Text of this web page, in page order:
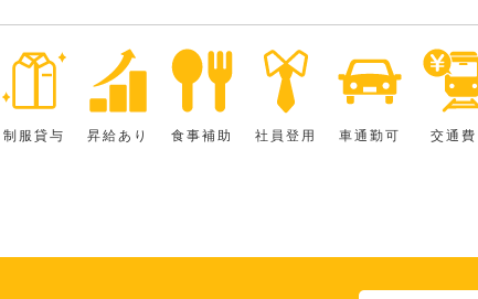
制服貸与 昇給あり 食事補助 社員登用 車通勤可 交通費